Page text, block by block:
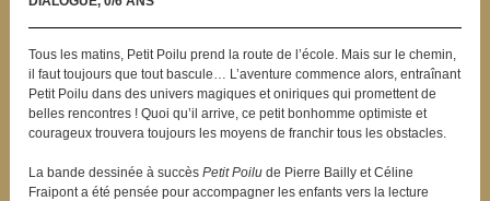
Tous les matins, Petit Poilu prend la route de l’école. Mais sur le chemin,
il faut toujours que tout bascule… L’aventure commence alors, entraînant
Petit Poilu dans des univers magiques et oniriques qui promettent de
belles rencontres ! Quoi qu’il arrive, ce petit bonhomme optimiste et
courageux trouvera toujours les moyens de franchir tous les obstacles.
La bande dessinée à succès Petit Poilude Pierre Bailly et Céline
Fraipont a été pensée pour accompagner les enfants vers la lecture